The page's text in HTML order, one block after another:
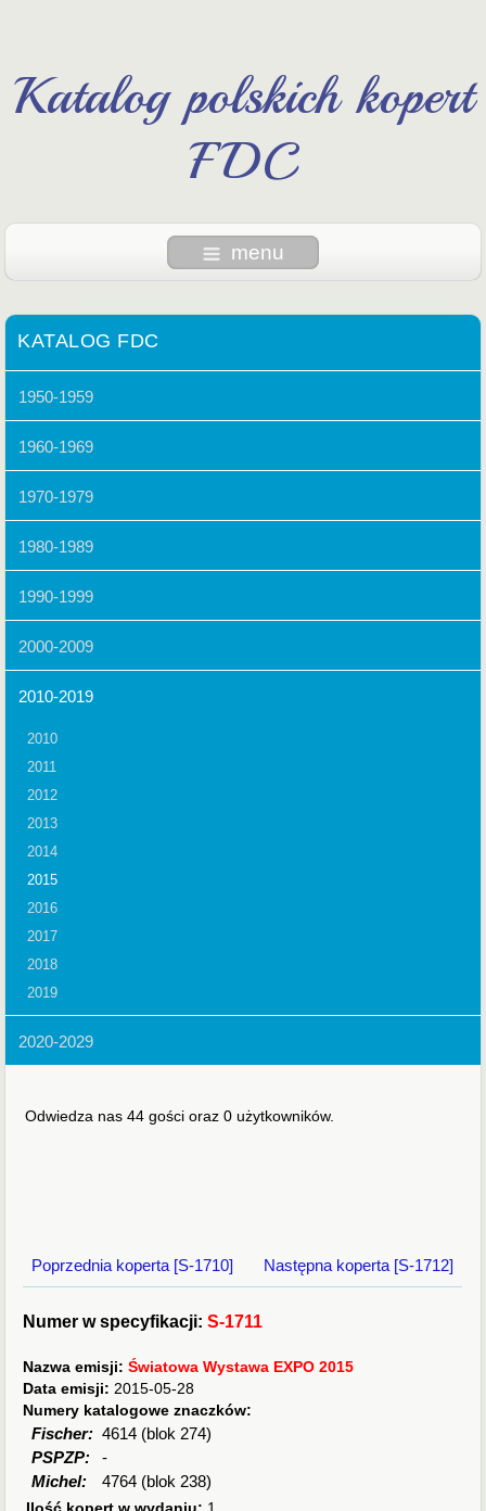
Katalog polskich kopert
FDC
menu
KATALOG FDC
1950-1959
1960-1969
1970-1979
1980-1989
1990-1999
2000-2009
2010-2019
2010
2011
2012
2013
2014
2015
2016
2017
2018
2019
2020-2029
Odwiedza nas 44 gości oraz 0 użytkowników.
Poprzednia koperta [S-1710] Następna koperta [S-1712]
Numer w specyfikacji:S-1711
Nazwa emisji:Światowa Wystawa EXPO 2015
Data emisji:2015-05-28
Numery katalogowe znaczków:
Fischer: 4614 (blok 274)
PSPZP:
-
Michel:
4764 (blok 238)